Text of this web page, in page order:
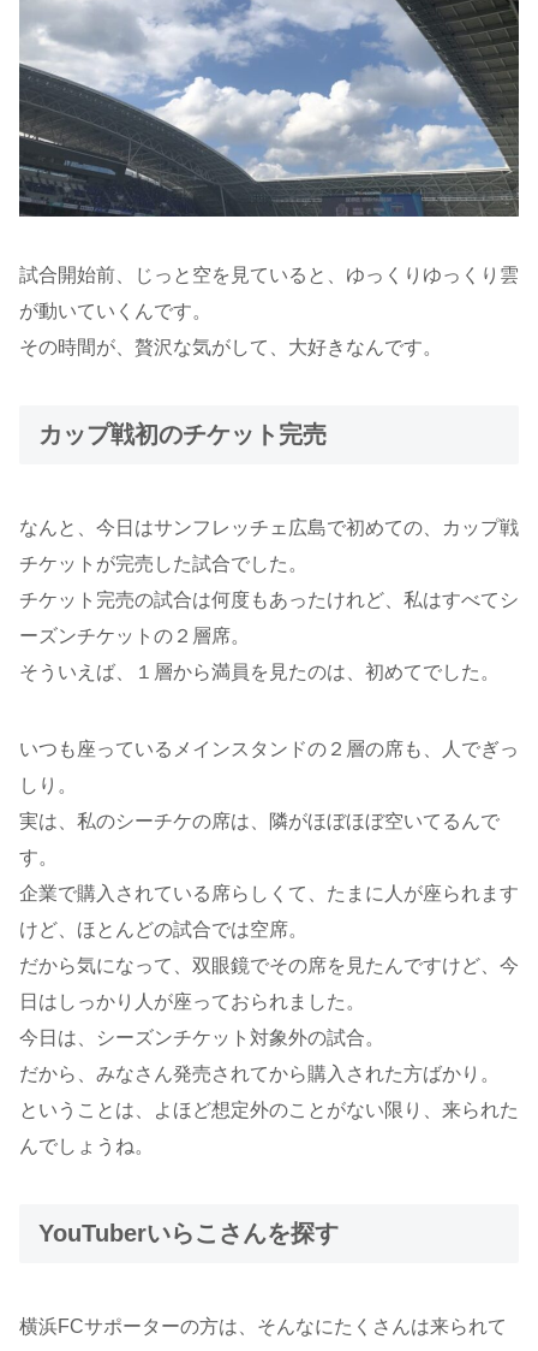
試合開始前、じっと空を見ていると、ゆっくりゆっくり雲
が動いていくんです。
その時間が、贅沢な気がして、大好きなんです。
カップ戦初のチケット完売
なんと、今日はサンフレッチェ広島で初めての、カップ戦
チケットが完売した試合でした。
チケット完売の試合は何度もあったけれど、私はすべてシ
ーズンチケットの２層席。
そういえば、１層から満員を見たのは、初めてでした。
いつも座っているメインスタンドの２層の席も、人でぎっ
しり。
実は、私のシーチケの席は、隣がほぼほぼ空いてるんで
す。
企業で購入されている席らしくて、たまに人が座られます
けど、ほとんどの試合では空席。
だから気になって、双眼鏡でその席を見たんですけど、今
日はしっかり人が座っておられました。
今日は、シーズンチケット対象外の試合。
だから、みなさん発売されてから購入された方ばかり。
ということは、よほど想定外のことがない限り、来られた
んでしょうね。
YouTuberいらこさんを探す
横浜FCサポーターの方は、そんなにたくさんは来られて